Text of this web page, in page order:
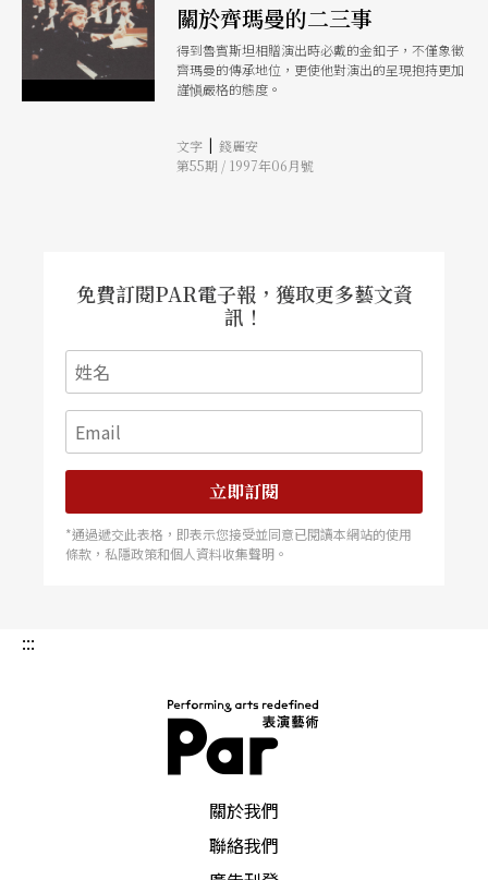
關於齊瑪曼的二三事
得到魯賓斯坦相贈演出時必戴的金釦子，不僅象徵
齊瑪曼的傳承地位，更使他對演出的呈現抱持更加
謹愼嚴格的態度。
文字 | 錢麗安
第55期 / 1997年06月號
免費訂閱PAR電子報，獲取更多藝文資
訊！
立即訂閱
*通過遞交此表格，即表示您接受並同意已閱讀本網站的使用
條款，私隱政策和個人資料收集聲明。
:::
關於我們
聯絡我們